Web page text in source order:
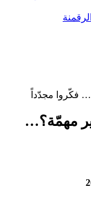
فكّروا مجدّداً
مهمّة؟…